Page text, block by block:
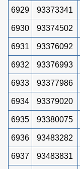
6929 93373341
6930 93374502
6931 93376092
6932 93376993
6933 93377986
6934 93379020
6935 93380075
6936 93483282
6937 93483831